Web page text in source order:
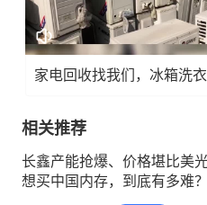
家电回收找我们，冰箱洗
相关推荐
长鑫产能抢爆、价格堪比美
想买中国内存，到底有多难？